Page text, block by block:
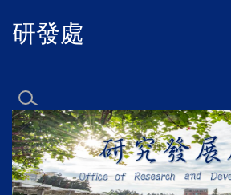
到
容
區
研發處